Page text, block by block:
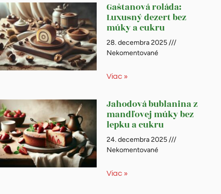
Gaštanová roláda:
Luxusný dezert bez
múky a cukru
28. decembra 2025
Nekomentované
Viac »
Jahodová bublanina z
mandľovej múky bez
lepku a cukru
24. decembra 2025
Nekomentované
Viac »